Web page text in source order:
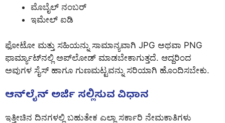
ಮೊಬೈಲ್ ನಂಬರ್
ಇಮೇಲ್ ಐಡಿ
ಫೋಟೋ ಮತ್ತು ಸಹಿಯನ್ನು ಸಾಮಾನ್ಯವಾಗಿ JPG ಅಥವಾ PNG
ಫಾರ್ಮ್ಯಾಟ್‌ನಲ್ಲಿ ಅಪ್‌ಲೋಡ್ ಮಾಡಬೇಕಾಗುತ್ತದೆ. ಆದ್ದರಿಂದ
ಅವುಗಳ ಸೈಸ್ ಹಾಗೂ ಗುಣಮಟ್ಟವನ್ನು ಸರಿಯಾಗಿ ಹೊಂದಿಸಬೇಕು.
ಆನ್‌ಲೈನ್ ಅರ್ಜಿ ಸಲ್ಲಿಸುವ ವಿಧಾನ
ಇತ್ತೀಚಿನ ದಿನಗಳಲ್ಲಿ ಬಹುತೇಕ ಎಲ್ಲಾ ಸರ್ಕಾರಿ ನೇಮಕಾತಿಗಳು